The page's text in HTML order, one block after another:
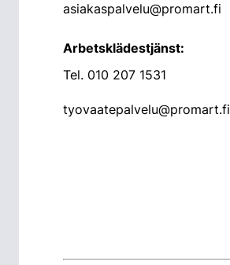
asiakaspalvelu@promart.fi
Arbetsklädestjänst:
Tel. 010 207 1531
tyovaatepalvelu@promart.fi